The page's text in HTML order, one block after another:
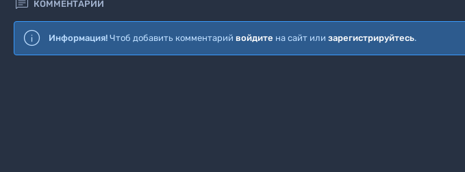
 КОММЕНТАРИИ
Информация! Чтоб добавить комментарий войдите на сайт или зарегистрируйтесь.